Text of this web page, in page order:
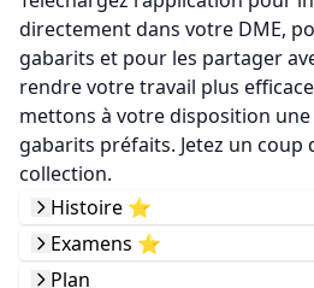
App web
S'inscrire
directement dans votre DME,
gabarits et pour les partager
rendre votre travail plus
mettons à votre disposition
gabarits préfaits. Jetez un
collection.
Histoire ⭐️
Examens ⭐️
Plan